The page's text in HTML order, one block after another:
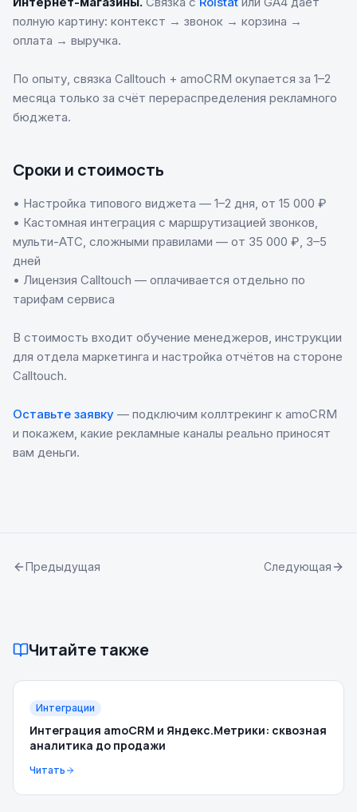
полную картину: контекст → звонок → корзина →
оплата → выручка.
По опыту, связка Calltouch + amoCRM окупается за 1–2
месяца только за счёт перераспределения рекламного
бюджета.
Сроки и стоимость
• Настройка типового виджета — 1–2 дня, от 15 000 ₽
• Кастомная интеграция с маршрутизацией звонков,
мульти-АТС, сложными правилами — от 35 000 ₽, 3–5
дней
• Лицензия Calltouch — оплачивается отдельно по
тарифам сервиса
В стоимость входит обучение менеджеров, инструкции
для отдела маркетинга и настройка отчётов на стороне
Calltouch.
Оставьте заявку — подключим коллтрекинг к amoCRM
и покажем, какие рекламные каналы реально приносят
вам деньги.
Предыдущая Следующая
Читайте также
Интеграции
Интеграция amoCRM и Яндекс.Метрики: сквозная
аналитика до продажи
Читать